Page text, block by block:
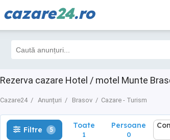
cazare24.ro
Rezerva cazare Hotel / motel Munte
Cazare24 Anunțuri Brasov Cazare - Turism
Filtre 5 Toate
1
Filtre 5 Toate
1
Persoane
0